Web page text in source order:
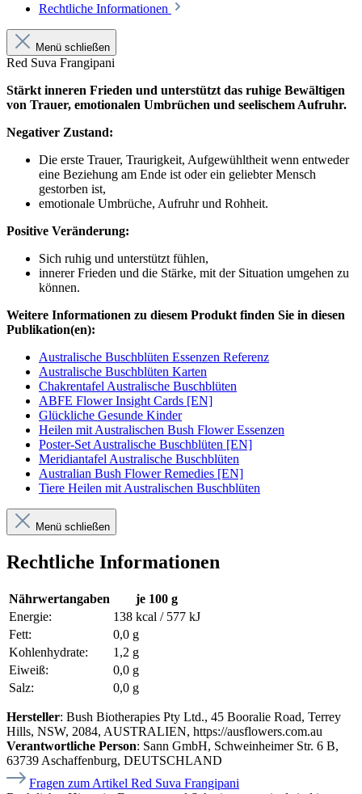
Rechtliche Informationen
Menü schließen
Red Suva Frangipani
Stärkt inneren Frieden und unterstützt das ruhige Bewältigen
von Trauer, emotionalen Umbrüchen und seelischem Aufruhr.
Negativer Zustand:
Die erste Trauer, Traurigkeit, Aufgewühltheit wenn entweder
eine Beziehung am Ende ist oder ein geliebter Mensch
gestorben ist,
emotionale Umbrüche, Aufruhr und Rohheit.
Positive Veränderung:
Sich ruhig und unterstützt fühlen,
innerer Frieden und die Stärke, mit der Situation umgehen zu
können.
Weitere Informationen zu diesem Produkt finden Sie in diesen
Publikation(en):
Australische Buschblüten Essenzen Referenz
Australische Buschblüten Karten
Chakrentafel Australische Buschblüten
ABFE Flower Insight Cards [EN]
Glückliche Gesunde Kinder
Heilen mit Australischen Bush Flower Essenzen
Poster-Set Australische Buschblüten [EN]
Meridiantafel Australische Buschblüten
Australian Bush Flower Remedies [EN]
Tiere Heilen mit Australischen Buschblüten
Menü schließen
Rechtliche Informationen
Nährwertangaben
je 100 g
Energie:
138 kcal / 577 kJ
Fett:
0,0 g
Kohlenhydrate:
1,2 g
Eiweiß:
0,0 g
Salz:
0,0 g
Hersteller: Bush Biotherapies Pty Ltd., 45 Booralie Road, Terrey
Hills, NSW, 2084, AUSTRALIEN, https://ausflowers.com.au
Verantwortliche Person: Sann GmbH, Schweinheimer Str. 6 B,
63739 Aschaffenburg, DEUTSCHLAND
Fragen zum Artikel Red Suva Frangipani